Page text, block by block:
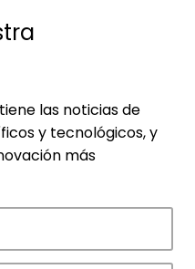
las noticias de
y tecnológicos, y
más